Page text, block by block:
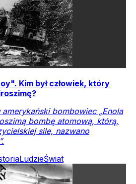
Kim był człowiek, który
bombowiec „Enola
bombę atomową, którą,
sile, nazwano
LudzieŚwiat